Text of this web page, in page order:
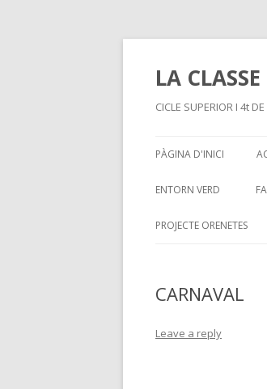
LA
CICLE SUPERIOR I 4t
PÀGINA D'INICI
ENTORN VERD
PROJECTE ORENETES
CARNAVAL
Leave a reply